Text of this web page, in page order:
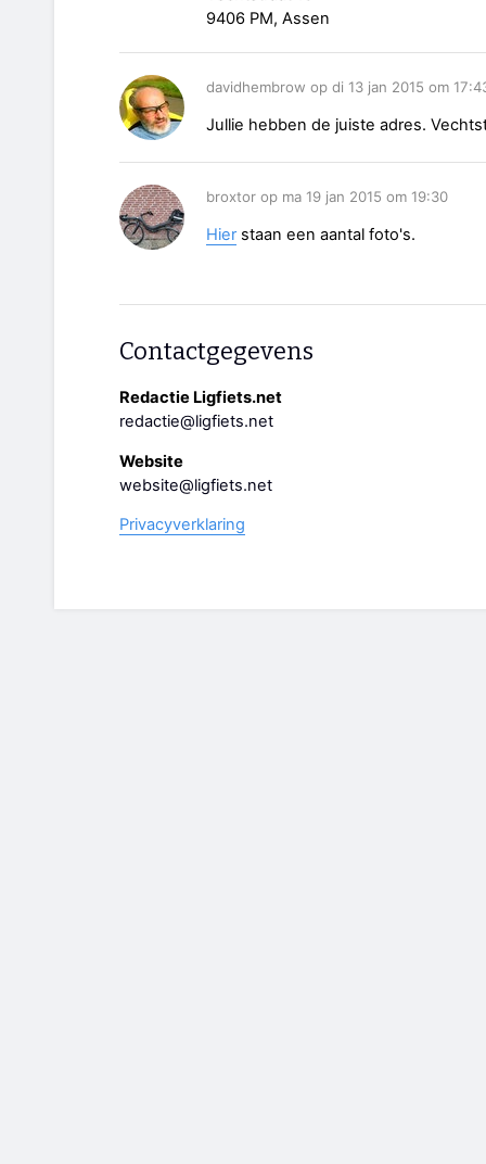
9406 PM, Assen
davidhembrow op di 13 jan 2015 om
Jullie hebben de juiste adres.
broxtor op ma 19 jan 2015 om 19:30
Hier staan een aantal foto's.
Contactgegevens
Redactie Ligfiets.net
redactie@ligfiets.net
Website
website@ligfiets.net
Privacyverklaring